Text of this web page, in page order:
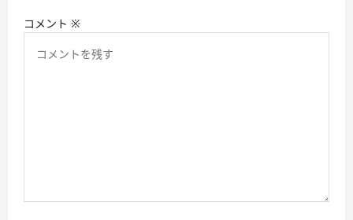
コメント ※